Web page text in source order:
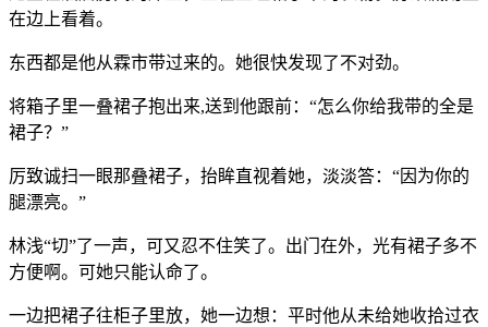
在边上看着。
东西都是他从霖市带过来的。她很快发现了不对劲。
将箱子里一叠裙子抱出来,送到他跟前：“怎么你给我带的全是
裙子？”
厉致诚扫一眼那叠裙子，抬眸直视着她，淡淡答：“因为你的
腿漂亮。”
林浅“切”了一声，可又忍不住笑了。出门在外，光有裙子多不
方便啊。可她只能认命了。
一边把裙子往柜子里放，她一边想：平时他从未给她收拾过衣